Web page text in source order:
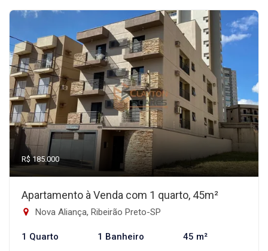
R$ 185.000
Apartamento à Venda com 1 quarto, 45m²
Nova Aliança, Ribeirão Preto-SP
1 Quarto 1 Banheiro 45 m²